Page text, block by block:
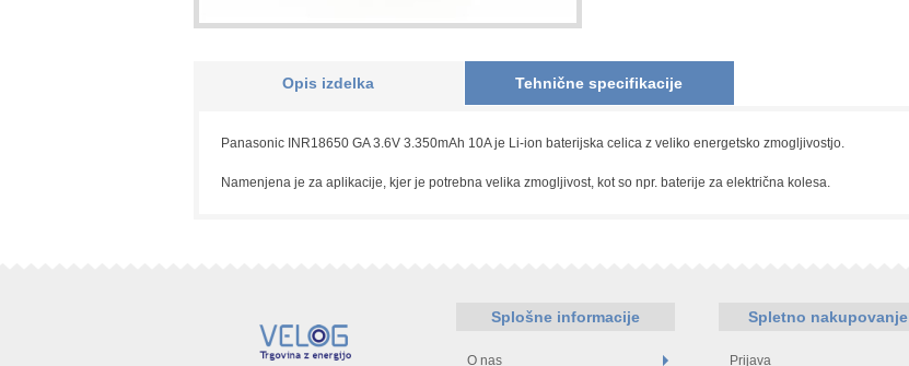
Opis izdelka Tehnične specifikacije
Panasonic INR18650 GA 3.6V 3.350mAh 10A je Li-ion baterijska celica z veliko energetsko zmogljivostjo.
Namenjena je za aplikacije, kjer je potrebna velika zmogljivost, kot so npr. baterije za električna kolesa.
Splošne informacije
O nas
Spletno nakupovanje
Prijava